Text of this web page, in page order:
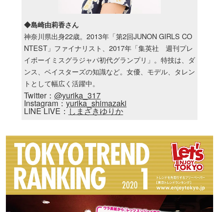
◆島崎由莉香さん
神奈川県出身22歳。2013年「第2回JUNON GIRLS CO
NTEST」ファイナリスト、2017年「集英社 週刊プレ
イボーイミスグラジャパ初代グランプリ」。特技は、ダ
ンス、ベイスターズの知識など。女優、モデル、タレン
トとして幅広く活躍中。
Twitter： @yurika_317
Instagram：yurika_shimazaki
LINE LIVE：しまざきゆりか